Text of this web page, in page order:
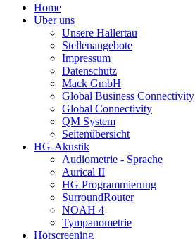
Home
Über uns
Unsere Hallertau
Stellenangebote
Impressum
Datenschutz
Mack GmbH
Global Business Connectivity
Global Connectivity
QM System
Seitenübersicht
HG-Akustik
Audiometrie - Sprache
Aurical II
HG Programmierung
SurroundRouter
NOAH 4
Tympanometrie
Hörscreening